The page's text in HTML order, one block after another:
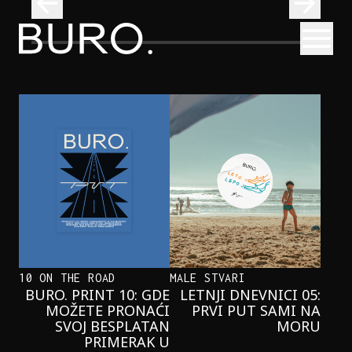
BURO.
ONAJ JEDAN PROIZVOD KOJI
STALNO SELIMO SA POLICE U
TORBE
10 ON THE ROAD
BURO. PRINT 10: GDE
MOŽETE PRONAĆI
SVOJ BESPLATAN
PRIMERAK U
MALE STVARI
LETNJI DNEVNICI 05:
PRVI PUT SAMI NA
MORU